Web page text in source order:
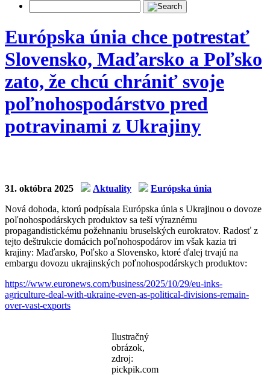
Európska únia chce potrestať
Slovensko, Maďarsko a Poľsko
zato, že chcú chrániť svoje
poľnohospodárstvo pred
potravinami z Ukrajiny
31. októbra 2025 Aktuality
Európska únia
Nová dohoda, ktorú podpísala Európska únia s Ukrajinou o dovoze
poľnohospodárskych produktov sa teší výraznému
propagandistickému požehnaniu bruselských eurokratov. Radosť z
tejto deštrukcie domácich poľnohospodárov im však kazia tri
krajiny: Maďarsko, Poľsko a Slovensko, ktoré ďalej trvajú na
embargu dovozu ukrajinských poľnohospodárskych produktov:
https://www.euronews.com/business/2025/10/29/eu-inks-
agriculture-deal-with-ukraine-even-as-political-divisions-remain-
over-vast-exports
Ilustračný
obrázok,
zdroj:
pickpik.com